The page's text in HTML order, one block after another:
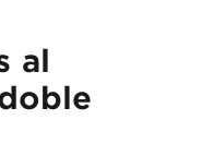
al